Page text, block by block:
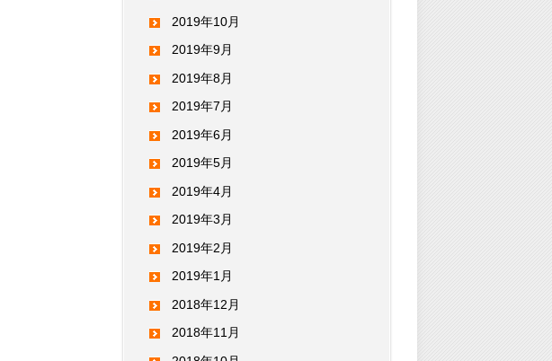
2019年10月
2019年9月
2019年8月
2019年7月
2019年6月
2019年5月
2019年4月
2019年3月
2019年2月
2019年1月
2018年12月
2018年11月